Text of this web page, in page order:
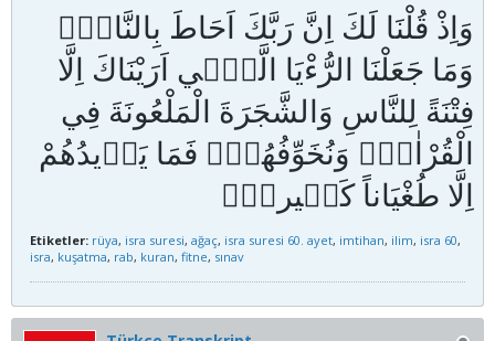
وَاِذْ قُلْنَا لَكَ اِنَّ رَبَّكَ اَحَاطَ بِالنَّاسِۜ
وَمَا جَعَلْنَا الرُّءْيَا الَّت۪ٓي اَرَيْنَاكَ اِلَّا
فِتْنَةً لِلنَّاسِ وَالشَّجَرَةَ الْمَلْعُونَةَ فِي
الْقُرْاٰنِۜ وَنُخَوِّفُهُمْۙ فَمَا يَز۪يدُهُمْ
Etiketler: rüya, isra suresi, ağaç, isra suresi 60. ayet, imtihan, ilim, isra 60,
isra, kuşatma, rab, kuran, fitne, sınav